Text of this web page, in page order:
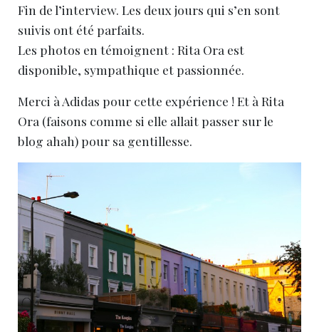
Fin de l’interview. Les deux jours qui s’en sont
suivis ont été parfaits.
Les photos en témoignent : Rita Ora est
disponible, sympathique et passionnée.
Merci à Adidas pour cette expérience ! Et à Rita
Ora (faisons comme si elle allait passer sur le
blog ahah) pour sa gentillesse.